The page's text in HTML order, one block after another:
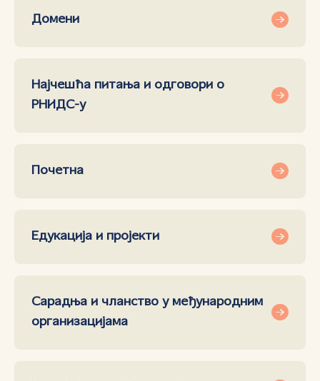
Домени
Најчешћа питања и одговори о
РНИДС-у
Почетна
Едукација и пројекти
Сарадња и чланство у међународним
организацијама